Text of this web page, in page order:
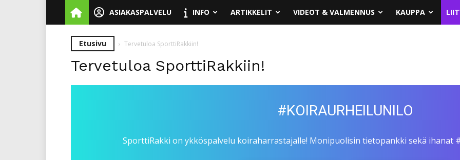
ASIAKASPALVELU INFO ARTIKKELIT VIDEOT & VALMENNUS KAUPPA
Etusivu Tervetuloa SporttiRakkiin!
Tervetuloa SporttiRakkiin!
#KOIRAURHEILUNILO
SporttiRakki on ykköspalvelu koiraharrastajalle! Monipuolisin tietopankki sekä